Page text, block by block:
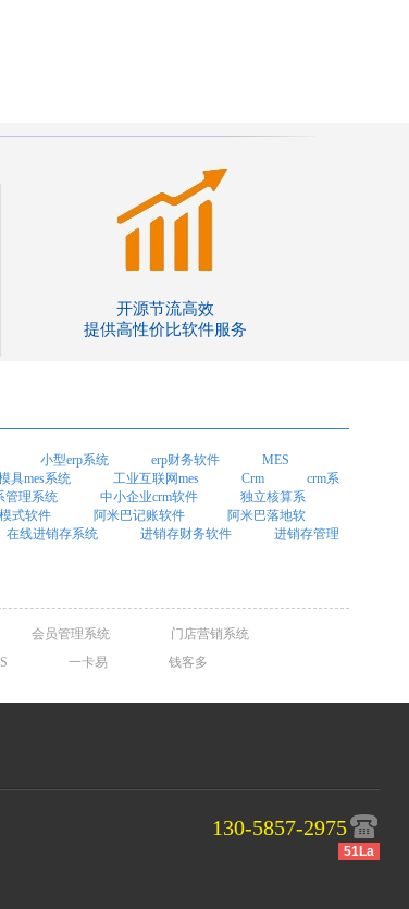
开源节流高效
提供高性价比软件服务
小型erp系统 erp财务软件
MES
具mes系统 工业互联网mes Crm
crm系
管理系统 中小企业crm软件
独立核算系
式软件 阿米巴记账软件
阿米巴落地软
在线进销存系统 进销存财务软件
进销存管理
会员管理系统
门店营销系统
一卡易 钱客多
130-5857-2975
51La